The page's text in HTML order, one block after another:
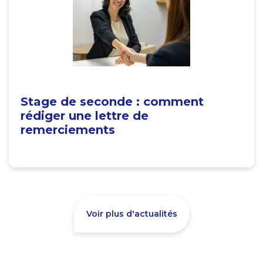
Stage de seconde : comment
rédiger une lettre de
remerciements
Voir plus d'actualités